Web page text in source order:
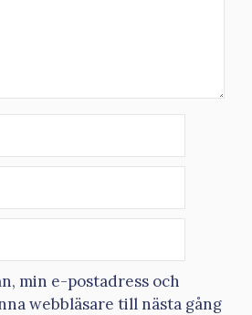
min e-postadress och
webbläsare till nästa gång